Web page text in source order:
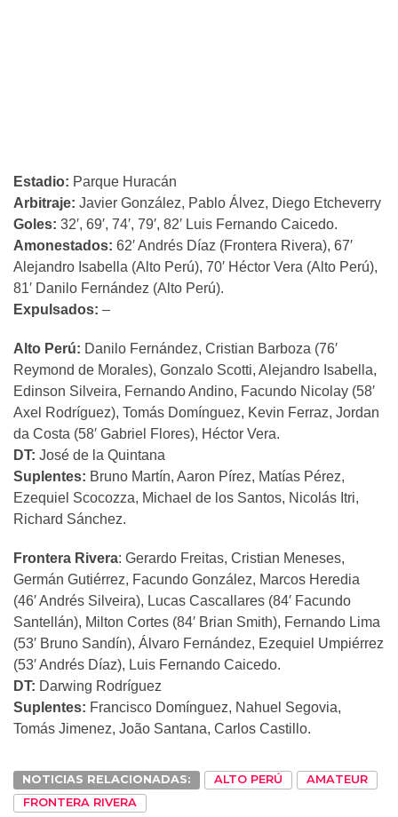
Estadio: Parque Huracán
Arbitraje: Javier González, Pablo Álvez, Diego Etcheverry
Goles: 32′, 69′, 74′, 79′, 82′ Luis Fernando Caicedo.
Amonestados: 62′ Andrés Díaz (Frontera Rivera), 67′
Alejandro Isabella (Alto Perú), 70′ Héctor Vera (Alto Perú),
81′ Danilo Fernández (Alto Perú).
Expulsados: –
Alto Perú: Danilo Fernández, Cristian Barboza (76′
Reymond de Morales), Gonzalo Scotti, Alejandro Isabella,
Edinson Silveira, Fernando Andino, Facundo Nicolay (58′
Axel Rodríguez), Tomás Domínguez, Kevin Ferraz, Jordan
da Costa (58′ Gabriel Flores), Héctor Vera.
DT: José de la Quintana
Suplentes: Bruno Martín, Aaron Pírez, Matías Pérez,
Ezequiel Scocozza, Michael de los Santos, Nicolás Itri,
Richard Sánchez.
Frontera Rivera: Gerardo Freitas, Cristian Meneses,
Germán Gutiérrez, Facundo González, Marcos Heredia
(46′ Andrés Silveira), Lucas Cascallares (84′ Facundo
Santellán), Milton Cortes (84′ Brian Smith), Fernando Lima
(53′ Bruno Sandín), Álvaro Fernández, Ezequiel Umpiérrez
(53′ Andrés Díaz), Luis Fernando Caicedo.
DT: Darwing Rodríguez
Suplentes: Francisco Domínguez, Nahuel Segovia,
Tomás Jimenez, João Santana, Carlos Castillo.
NOTICIAS RELACIONADAS: ALTO PERÚ
AMATEUR
FRONTERA RIVERA